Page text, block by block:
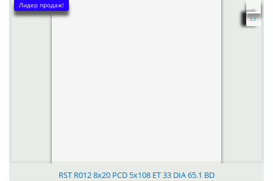
Лидер продаж!
RST R012 8x20 PCD 5x108 ET 33 DIA 65.1 BD